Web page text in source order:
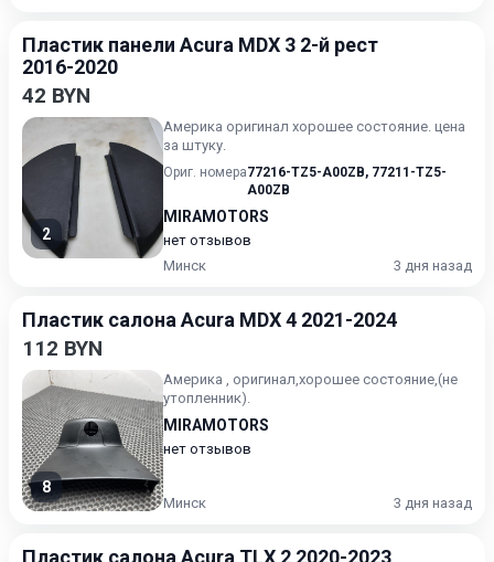
Пластик панели Acura MDX 3 2-й рест
2016-2020
42 BYN
2
Америка оригинал хорошее состояние. цена
за штуку.
Ориг. номера77216-TZ5-A00ZB, 77211-TZ5-
A00ZB
MIRAMOTORS
нет отзывов
Минск
3 дня назад
Пластик салона Acura MDX 4 2021-2024
112 BYN
8
Америка , оригинал,хорошее состояние,(не
утопленник).
MIRAMOTORS
нет отзывов
Минск 3 дня назад
Пластик салона Acura TLX 2 2020-2023